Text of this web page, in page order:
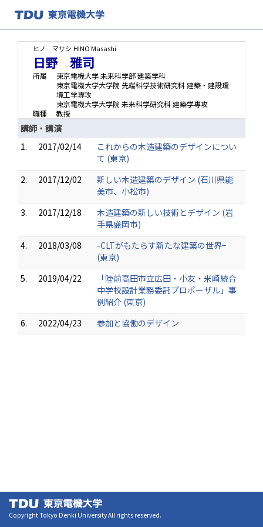
ヒノ マサシ HINO Masashi
日野 雅司
所属
東京電機大学 未来科学部 建築学科
東京電機大学大学院 先端科学技術研究科 建築・建設環
境工学専攻
東京電機大学大学院 未来科学研究科 建築学専攻
職種
教授
講師・講演
1.
2017/02/14
これからの木造建築のデザインについ
て (東京)
2.
2017/12/02
新しい木造建築のデザイン (石川県能
美市、小松市)
3.
2017/12/18
木造建築の新しい技術とデザイン (岩
手県盛岡市)
4.
2018/03/08
-CLTがもたらす新たな建築の世界−
(東京)
5.
2019/04/22
「陸前高田市立広田・小友・米崎統合
中学校設計業務委託プロポーザル」事
例紹介 (東京)
6.
2022/04/23 参加と協働のデザイン
Copyright Tokyo Denki University All rights reserved.